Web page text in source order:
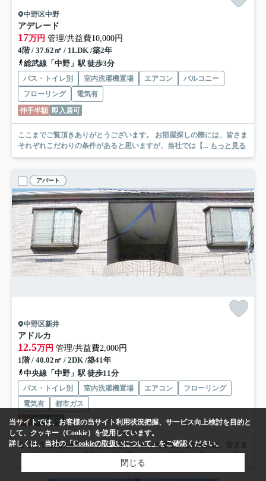
中野区中野
アデレード
17万円 管理/共益費10,000円
4階 / 37.62㎡ / 1LDK /築2年
総武線「中野」駅 徒歩3分
バス・トイレ別 室内洗濯機置場 エアコン
バルコニー
フローリング
電気有
仲手半額 即入居可
ここまでご覧頂きありがとうございます。 お部屋探しの際には、皆さま
それぞれこだわりの条件があると思いますが、当社では【... もっと見る
アパート
中野区新井
アドルカ
12.5万円 管理/共益費2,000円
1階 / 40.02㎡ / 2DK /築41年
中央線「中野」駅 徒歩11分
バス・トイレ別 室内洗濯機置場 エアコン
フローリング
電気有
都市ガス
礼0 即入居可
ここまでご覧頂きありがとうございます。 お部屋探しの際には、皆さま
それぞれこだわりの条件があると思いますが、当社では【...もっと見る
当サイトでは、お客様の当サイト利用状況把握、サービス向上検討を目的と
して、クッキー（Cookie）を使用しています。
詳しくは、当社の「Cookieの取扱いについて」をご確認ください。
閉じる